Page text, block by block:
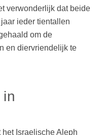
verwonderlijk dat beide
ieder tientallen
om de
en diervriendelijk te
het Israelische Aleph